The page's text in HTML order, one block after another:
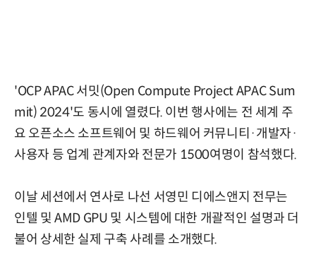
'OCP APAC 서밋(Open Compute Project APAC Sum
mit) 2024'도 동시에 열렸다. 이번 행사에는 전 세계 주
요 오픈소스 소프트웨어 및 하드웨어 커뮤니티·개발자·
사용자 등 업계 관계자와 전문가 1500여명이 참석했다.
이날 세션에서 연사로 나선 서영민 디에스앤지 전무는
인텔 및 AMD GPU 및 시스템에 대한 개괄적인 설명과 더
불어 상세한 실제 구축 사례를 소개했다.